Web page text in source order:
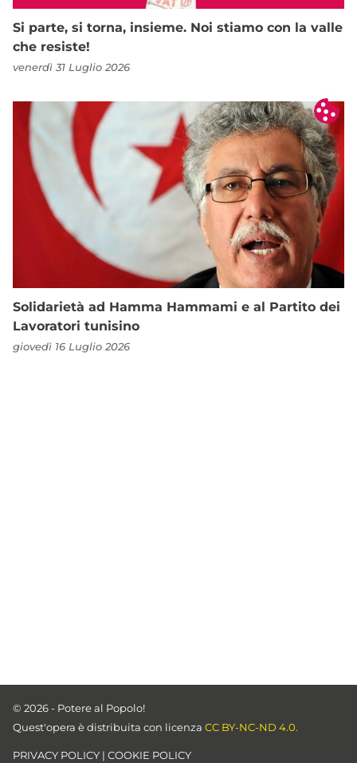
Si parte, si torna, insieme. Noi stiamo con la valle
che resiste!
venerdì 31 Luglio 2026
Solidarietà ad Hamma Hammami e al Partito dei
Lavoratori tunisino
giovedì 16 Luglio 2026
© 2026 - Potere al Popolo!
Quest'opera è distribuita con licenza CC BY-NC-ND 4.0.
PRIVACY POLICY | COOKIE POLICY